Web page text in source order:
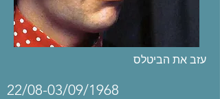
עזב את הביטלס
22/08-03/09/1968